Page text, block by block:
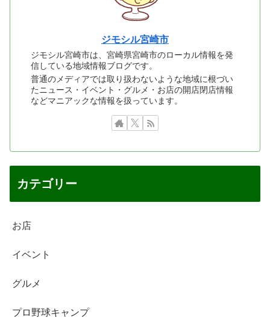
ジモシル宮崎市
ジモシル宮崎市は、宮崎県宮崎市のローカル情報を発
信している地域情報ブログです。
普通のメディアでは取り扱わないような地域に根づい
たニュース・イベント・グルメ・お店の開店閉店情報
などマニアックな情報を扱っています。
カテゴリー
お店
イベント
グルメ
プロ野球キャンプ